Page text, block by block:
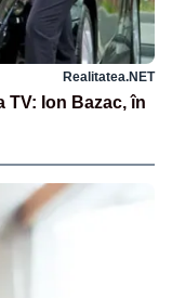
Realitatea.NET
TV: Ion Bazac, în